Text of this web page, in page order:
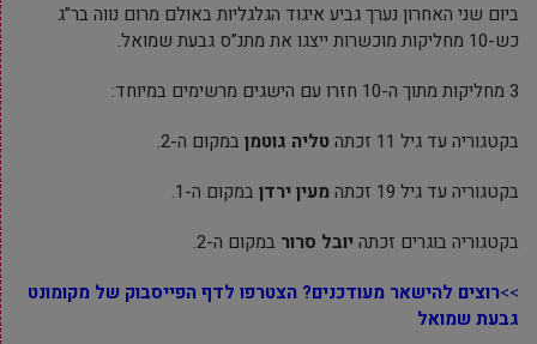
ביום שני האחרון נערך גביע איגוד הגלגליות באולם מרום נווה בר”ג
כש-10 מחליקות מוכשרות ייצגו את מתנ”ס גבעת שמואל.
3 מחליקות מתוך ה-10 חזרו עם הישגים מרשימים במיוחד:
בקטגוריה עד גיל 11 זכתה
טליה גוטמן במקום ה-2.
בקטגוריה עד גיל 19 זכתה
מעין ירדן במקום ה-1.
בקטגוריה בוגרים זכתה יובל סרור במקום ה-2.
>>רוצים להישאר מעודכנים? הצטרפו לדף הפייסבוק של מקומונט
גבעת שמואל